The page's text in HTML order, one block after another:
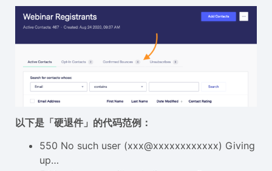
以下是「硬退件」的代码范例：
550 No such user (xxx@xxxxxxxxxxxx) Giving
up…